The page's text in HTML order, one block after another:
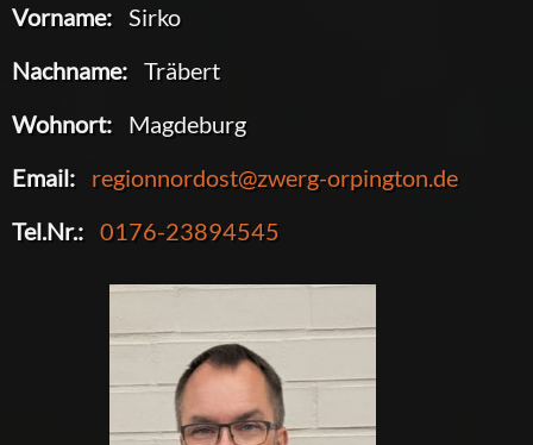
Vorname: Sirko
Nachname: Träbert
Wohnort:
Magdeburg
Email:
regionnordost@zwerg-orpington.de
Tel.Nr.: 0176-23894545